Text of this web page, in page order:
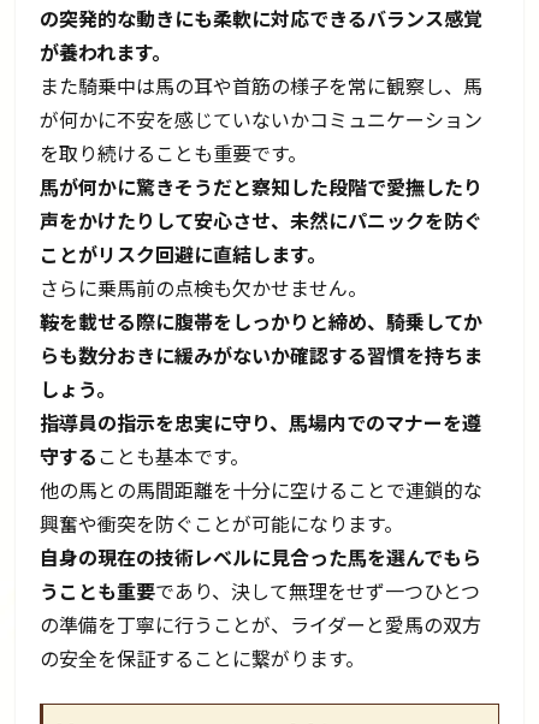
の突発的な動きにも柔軟に対応できるバランス感覚
が養われます。
また騎乗中は馬の耳や首筋の様子を常に観察し、馬
が何かに不安を感じていないかコミュニケーション
を取り続けることも重要です。
馬が何かに驚きそうだと察知した段階で愛撫したり
声をかけたりして安心させ、未然にパニックを防ぐ
ことがリスク回避に直結します。
さらに乗馬前の点検も欠かせません。
鞍を載せる際に腹帯をしっかりと締め、騎乗してか
らも数分おきに緩みがないか確認する習慣を持ちま
しょう。
指導員の指示を忠実に守り、馬場内でのマナーを遵
守することも基本です。
他の馬との馬間距離を十分に空けることで連鎖的な
興奮や衝突を防ぐことが可能になります。
自身の現在の技術レベルに見合った馬を選んでもら
うことも重要であり、決して無理をせず一つひとつ
の準備を丁寧に行うことが、ライダーと愛馬の双方
の安全を保証することに繋がります。